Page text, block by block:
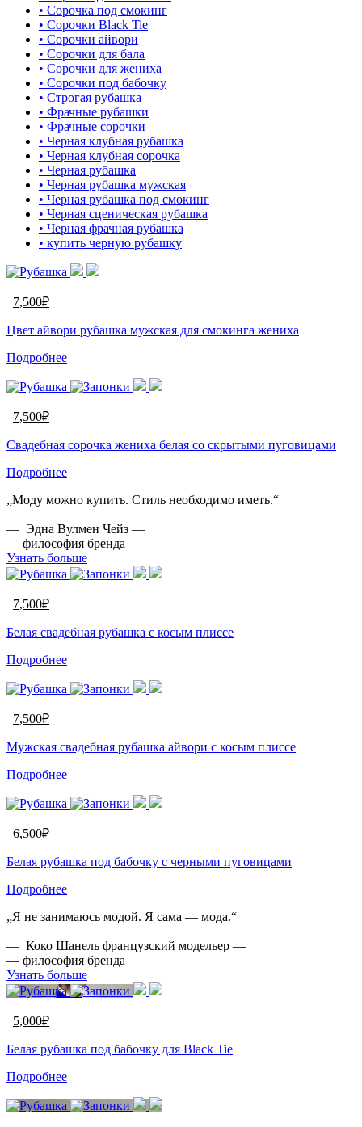
• Сорочка под смокинг
• Сорочки Black Tie
• Сорочки айвори
• Сорочки для бала
• Сорочки для жениха
• Сорочки под бабочку
• Строгая рубашка
• Фрачные рубашки
• Фрачные сорочки
• Черная клубная рубашка
• Черная клубная сорочка
• Черная рубашка
• Черная рубашка мужская
• Черная рубашка под смокинг
• Черная сценическая рубашка
• Черная фрачная рубашка
• купить черную рубашку
7,500₽
Цвет айвори рубашка мужская для смокинга жениха
Подробнее
7,500₽
Свадебная cорочка жениха белая со скрытыми пуговицами
Подробнее
„Моду можно купить. Стиль необходимо иметь.“
— Эдна Вулмен Чейз —
— философия бренда
Узнать больше
7,500₽
Белая свадебная рубашка с косым плиссе
Подробнее
7,500₽
Мужская свадебная рубашка айвори с косым плиссе
Подробнее
6,500₽
Белая рубашка под бабочку с черными пуговицами
Подробнее
„Я не занимаюсь модой. Я сама — мода.“
— Коко Шанель французский модельер —
— философия бренда
Узнать больше
5,000₽
Белая рубашка под бабочку для Black Tie
Подробнее